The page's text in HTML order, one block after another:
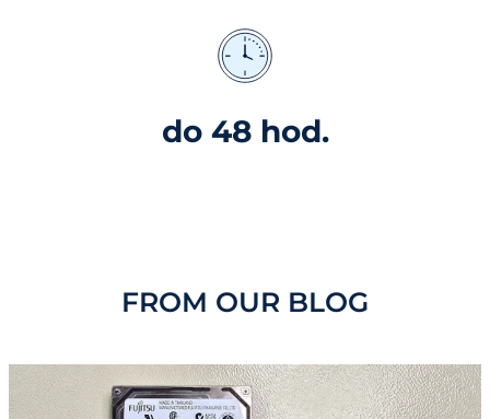
do 48 hod.
FROM OUR BLOG